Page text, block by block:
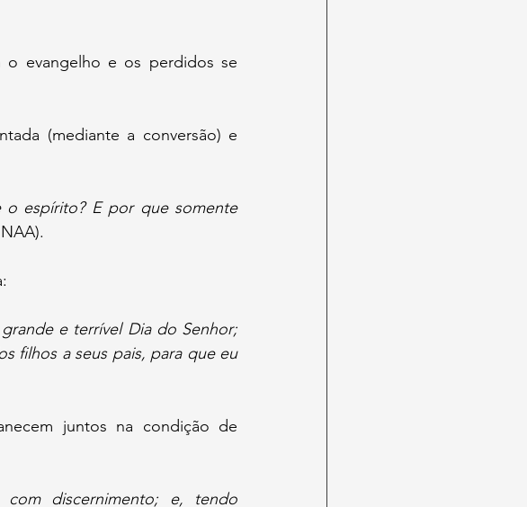
o evangelho e os perdidos se
(mediante a conversão) e
o espírito? E por que somente
e terrível Dia do Senhor;
filhos a seus pais, para que eu
juntos na condição de
discernimento; e, tendo